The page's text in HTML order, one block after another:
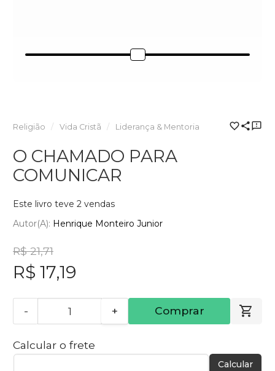
Religião Vida Cristã Liderança & Mentoria
O CHAMADO PARA
COMUNICAR
Este livro teve 2 vendas
Autor(a): Henrique Monteiro Junior
R$ 21,71
R$ 17,19
- + Comprar
Calcular o frete
Calcular